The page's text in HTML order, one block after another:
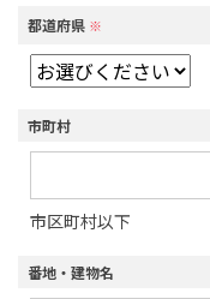
都道府県 ※
市町村
市区町村以下
番地・建物名